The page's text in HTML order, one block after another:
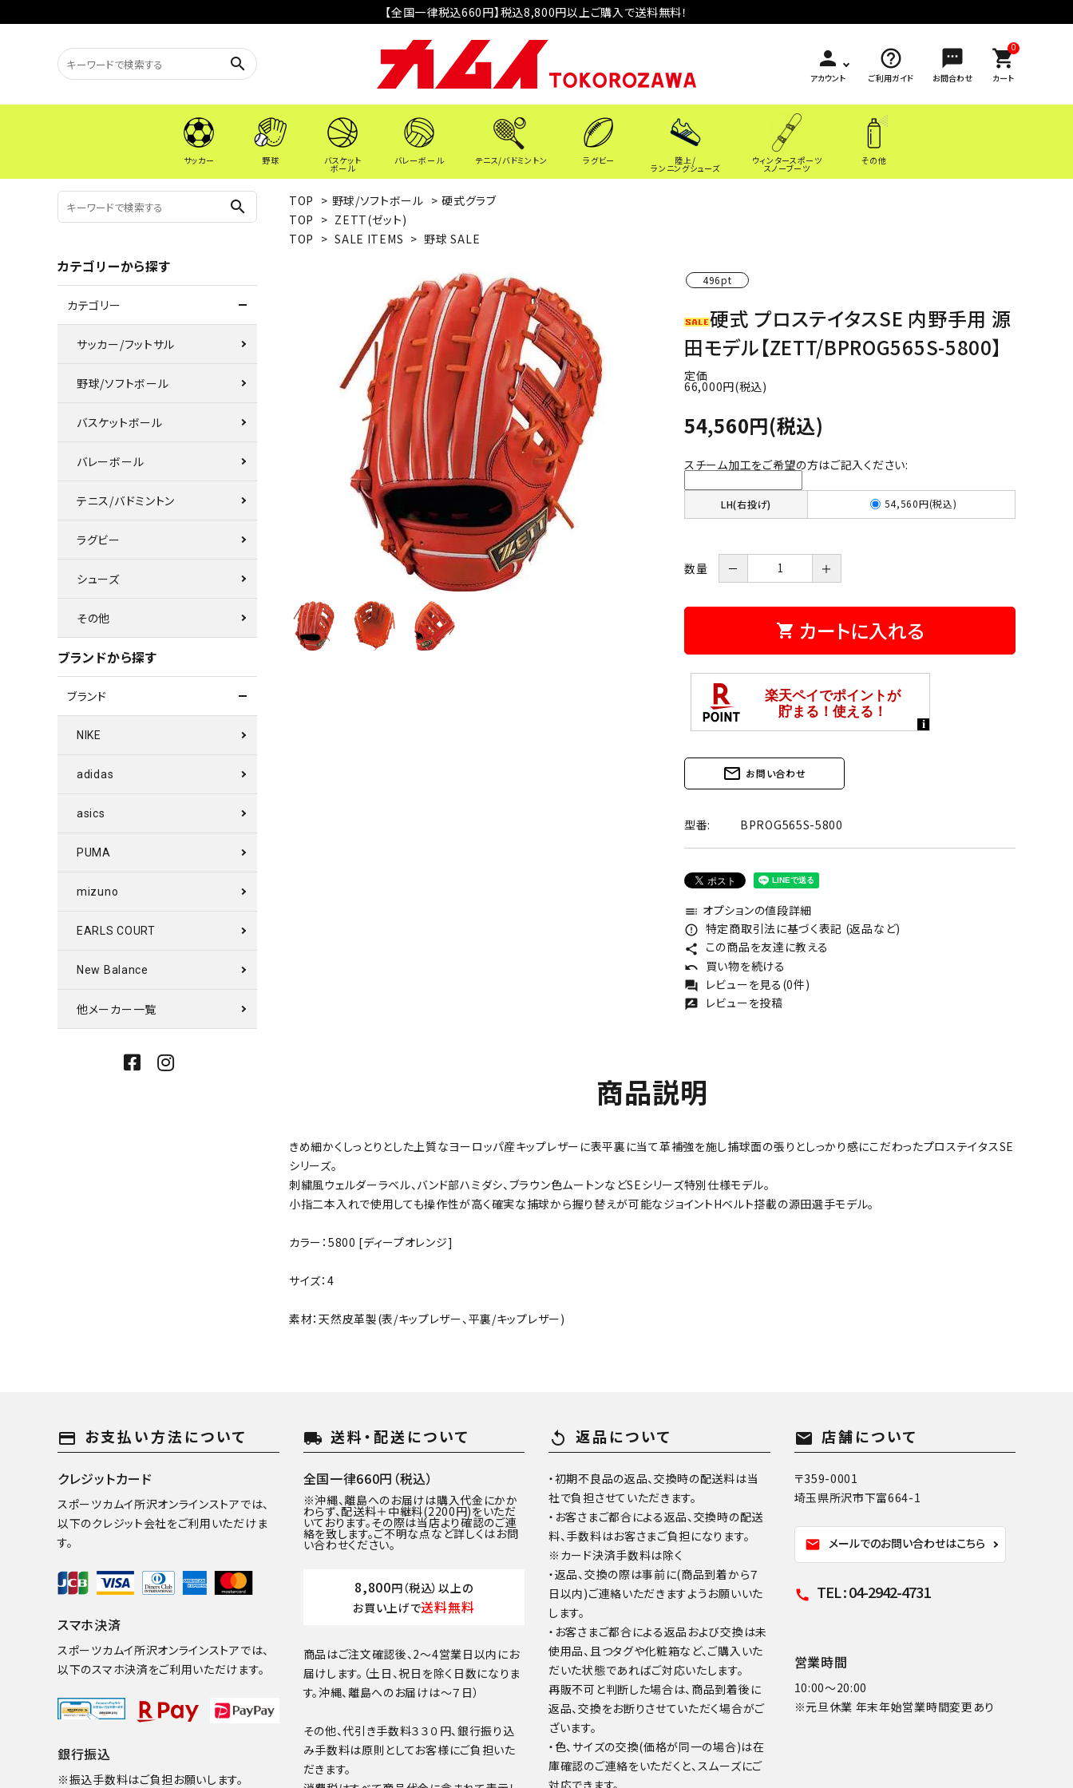
【全国一律税込660円】税込8,800円以上ご購入で送料無料！
search person
アカウント
help_outline
ご利用ガイド
sms
お問合わせ
0
shopping_cart
カート
サッカー 野球 バスケット
ボール
バレーボール テニス/バドミントン ラグビー 陸上/
ランニングシューズ
ウィンタースポーツ
スノーブーツ
その他
TOP > 野球/ソフトボール > 硬式グラブ
TOP > ZETT(ゼット)
TOP > SALE ITEMS > 野球 SALE
496pt
硬式 プロステイタスSE 内野手用 源
田モデル【ZETT/BPROG565S-5800】
定価
66,000円(税込)
54,560円(税込)
スチーム加工をご希望の方はご記入ください:
LH(右投げ) 54,560円(税込)
数量 － ＋
shopping_cart カートに入れる
mail_outline お問い合わせ
型番: BPROG565S-5800
toc オプションの値段詳細
error_outline 特定商取引法に基づく表記 (返品など)
share この商品を友達に教える
undo 買い物を続ける
forum レビューを見る(0件)
rate_review レビューを投稿
商品説明
きめ細かくしっとりとした上質なヨーロッパ産キップレザーに表平裏に当て革補強を施し捕球面の張りとしっかり感にこだわったプロステイタスSE
シリーズ。
刺繍風ウェルダーラベル、バンド部ハミダシ、ブラウン色ムートンなどSEシリーズ特別仕様モデル。
小指二本入れで使用しても操作性が高く確実な捕球から握り替えが可能なジョイントHベルト搭載の源田選手モデル。
カラー：5800 [ディープオレンジ]
サイズ：4
素材：天然皮革製(表/キップレザー、平裏/キップレザー)
search
カテゴリーから探す
カテゴリー
サッカー/フットサル
野球/ソフトボール
バスケットボール
バレーボール
テニス/バドミントン
ラグビー
シューズ
その他
ブランドから探す
ブランド
NIKE
adidas
asics
PUMA
mizuno
EARLS COURT
New Balance
他メーカー一覧
payment お支払い方法について
クレジットカード
スポーツカムイ所沢オンラインストアでは、
以下のクレジット会社をご利用いただけま
す。
スマホ決済
スポーツカムイ所沢オンラインストアでは、
以下のスマホ決済をご利用いただけます。
銀行振込
※振込手数料はご負担お願いします。
local_shipping 送料・配送について
全国一律660円（税込）
※沖縄、離島へのお届けは購入代金にかか
わらず、配送料＋中継料(2200円)をいただ
いております。その際は当店より確認のご連
絡を致します。ご不明な点など詳しくはお問
い合わせください。
8,800円（税込）以上の
お買い上げで送料無料
商品はご注文確認後、2～4営業日以内にお
届けします。（土日、祝日を除く日数になりま
す。沖縄、離島へのお届けは～７日）
その他、代引き手数料３３０円、銀行振り込
み手数料は原則としてお客様にご負担いた
だきます。
replay 返品について
・初期不良品の返品、交換時の配送料は当
社で負担させていただきます。
・お客さまご都合による返品、交換時の配送
料、手数料はお客さまご負担になります。
※カード決済手数料は除く
・返品、交換の際は事前に(商品到着から７
日以内)ご連絡いただきますようお願いいた
します。
・お客さまご都合による返品および交換は未
使用品、且つタグや化粧箱など、ご購入いた
だいた状態であればご対応いたします。
再販不可と判断した場合は、商品到着後に
返品、交換をお断りさせていただく場合がご
ざいます。
・色、サイズの交換(価格が同一の場合)は在
庫確認のご連絡をいただくと、スムーズにご
mail 店舗について
〒359-0001
埼玉県所沢市下富664-1
mail メールでのお問い合わせはこちら
call TEL : 04-2942-4731
営業時間
10:00～20:00
※元旦休業 年末年始営業時間変更あり